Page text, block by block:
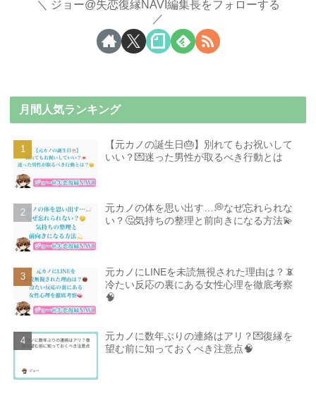
ジョー@失恋復縁NAVI編集長をフォローする
月間人気ランキング
【元カノの誕生日🎂】別れてもお祝いして
いい？💌迷った男性が取るべき行動とは
元カノの体を思い出す…💭なぜ忘れられな
い？🤔気持ちの整理と前向きになる方法💫
元カノにLINEを未読無視された理由は？📵
冷たい反応の裏にある女性心理を徹底考察
🧠
元カノに数年ぶりの連絡はアリ？💌復縁を
望む前に知っておくべき注意点🧠